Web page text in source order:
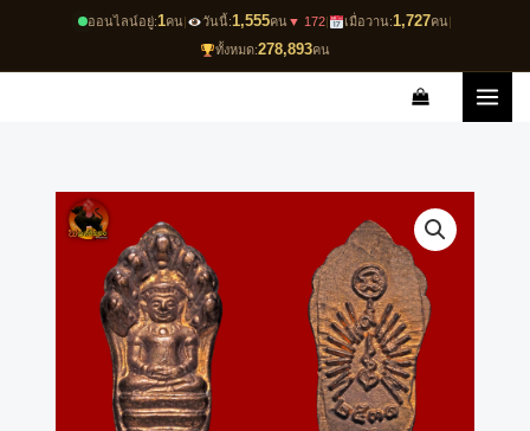
ออนไลน์อยู่:1คน| วันนี้:1,555คน▼ 172| เมื่อวาน:1,727คน|
ทั้งหมด:278,893คน
content